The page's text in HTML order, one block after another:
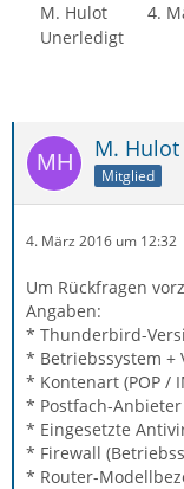
M. Hulot 4.
Unerledigt
M. Hulot
Mitglied
4. März 2016 um 12:32
Um Rückfragen
Angaben:
* Thunderbird-
* Betriebssystem +
* Kontenart (POP /
* Postfach-Anbieter
* Eingesetzte
* Firewall
* Router-